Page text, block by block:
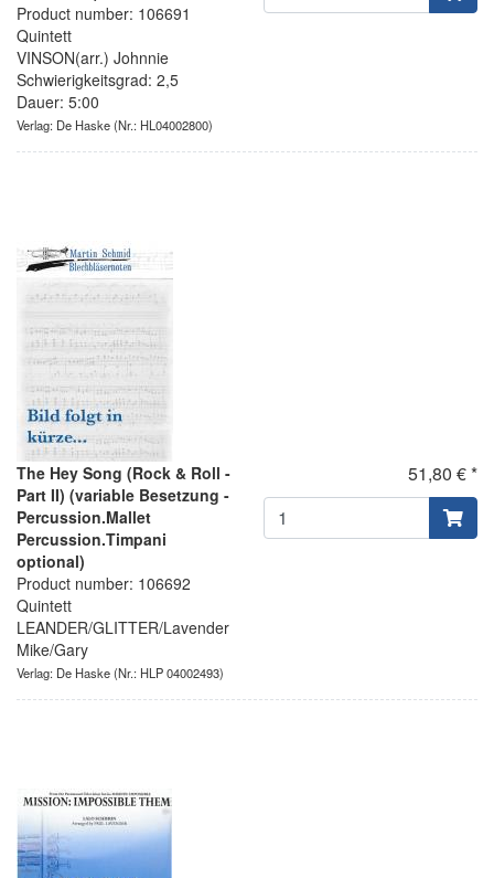
Product number: 106691
Quintett
VINSON(arr.) Johnnie
Schwierigkeitsgrad: 2,5
Dauer: 5:00
Verlag: De Haske(Nr.: HL04002800)
The Hey Song (Rock & Roll -
Part II) (variable Besetzung -
Percussion.Mallet
Percussion.Timpani
optional)
Product number: 106692
Quintett
LEANDER/GLITTER/Lavender
Mike/Gary
Verlag: De Haske(Nr.: HLP 04002493)
51,80 € *